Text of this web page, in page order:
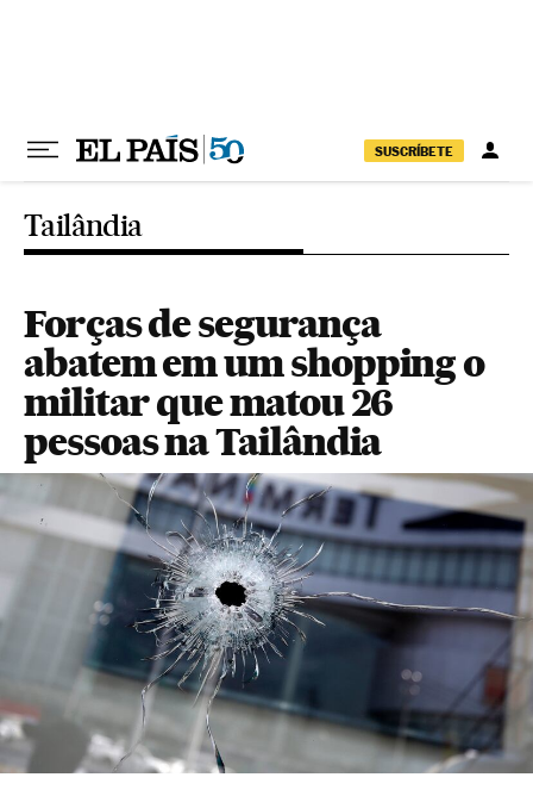
SUSCRÍBETE
Tailândia
Forças de segurança
abatem em um shopping o
militar que matou 26
pessoas na Tailândia